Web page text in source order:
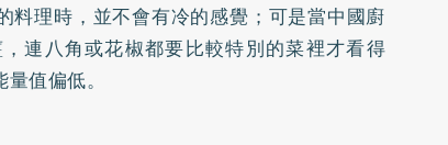
料理時，並不會有冷的感覺；可是當中國廚
連八角或花椒都要比較特別的菜裡才看得
值偏低。